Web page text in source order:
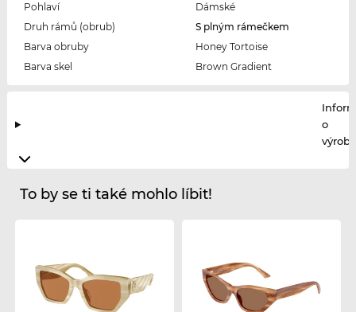
Pohlaví
Dámské
Druh rámů (obrub)
S plným rámečkem
Barva obruby
Honey Tortoise
Barva skel
Brown Gradient
o
To by se ti také mohlo líbit!